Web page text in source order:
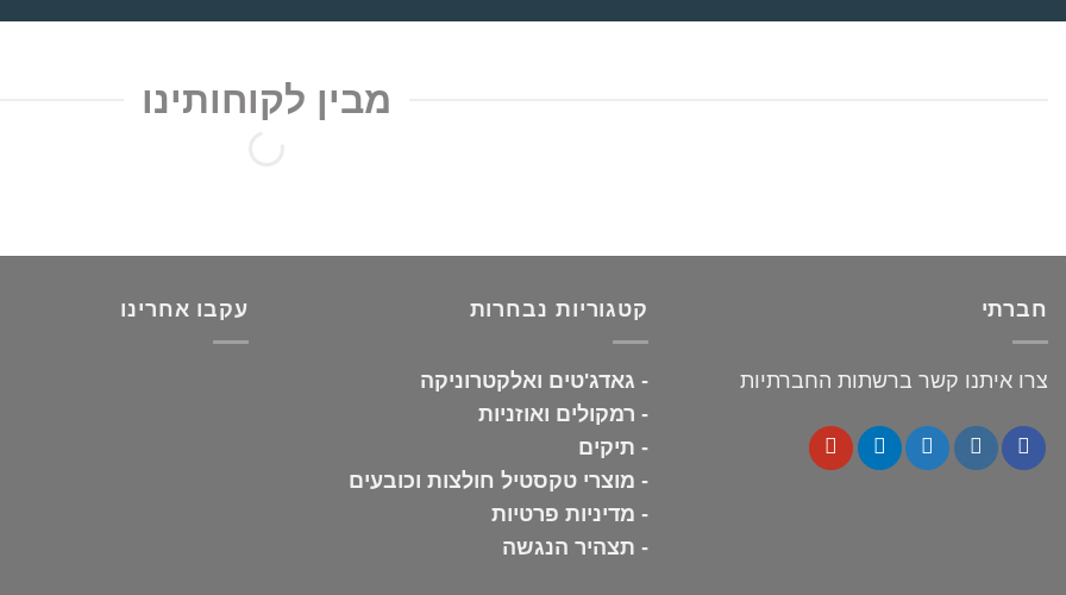
מבין לקוחותינו
חברתי
צרו איתנו קשר ברשתות החברתיות
קטגוריות נבחרות
- גאדג'טים ואלקטרוניקה
- רמקולים ואוזניות
- תיקים
- מוצרי טקסטיל חולצות וכובעים
- מדיניות פרטיות
- תצהיר הנגשה
עקבו אחרינו